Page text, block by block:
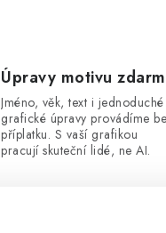
Úpravy motivu
Jméno, věk, text i jednoduché
grafické úpravy provádíme
příplatku. S vaší grafikou
pracují skuteční lidé, ne AI.